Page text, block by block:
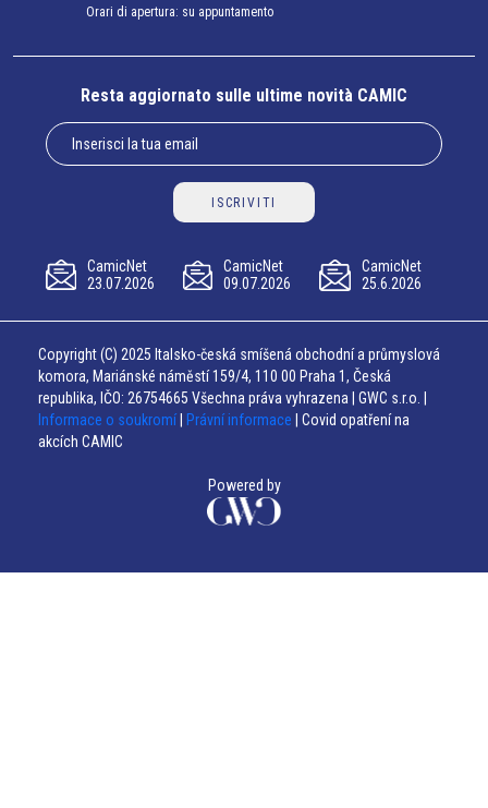
Orari di apertura: su appuntamento
Resta aggiornato sulle ultime novità CAMIC
ISCRIVITI
CamicNet
23.07.2026
CamicNet
09.07.2026
CamicNet
25.6.2026
Copyright (C) 2025 Italsko-česká smíšená obchodní a průmyslová
komora, Mariánské náměstí 159/4, 110 00 Praha 1, Česká
republika, IČO: 26754665 Všechna práva vyhrazena | GWC s.r.o. |
Informace o soukromí
Právní informace | Covid opatření na
akcích CAMIC
Powered by